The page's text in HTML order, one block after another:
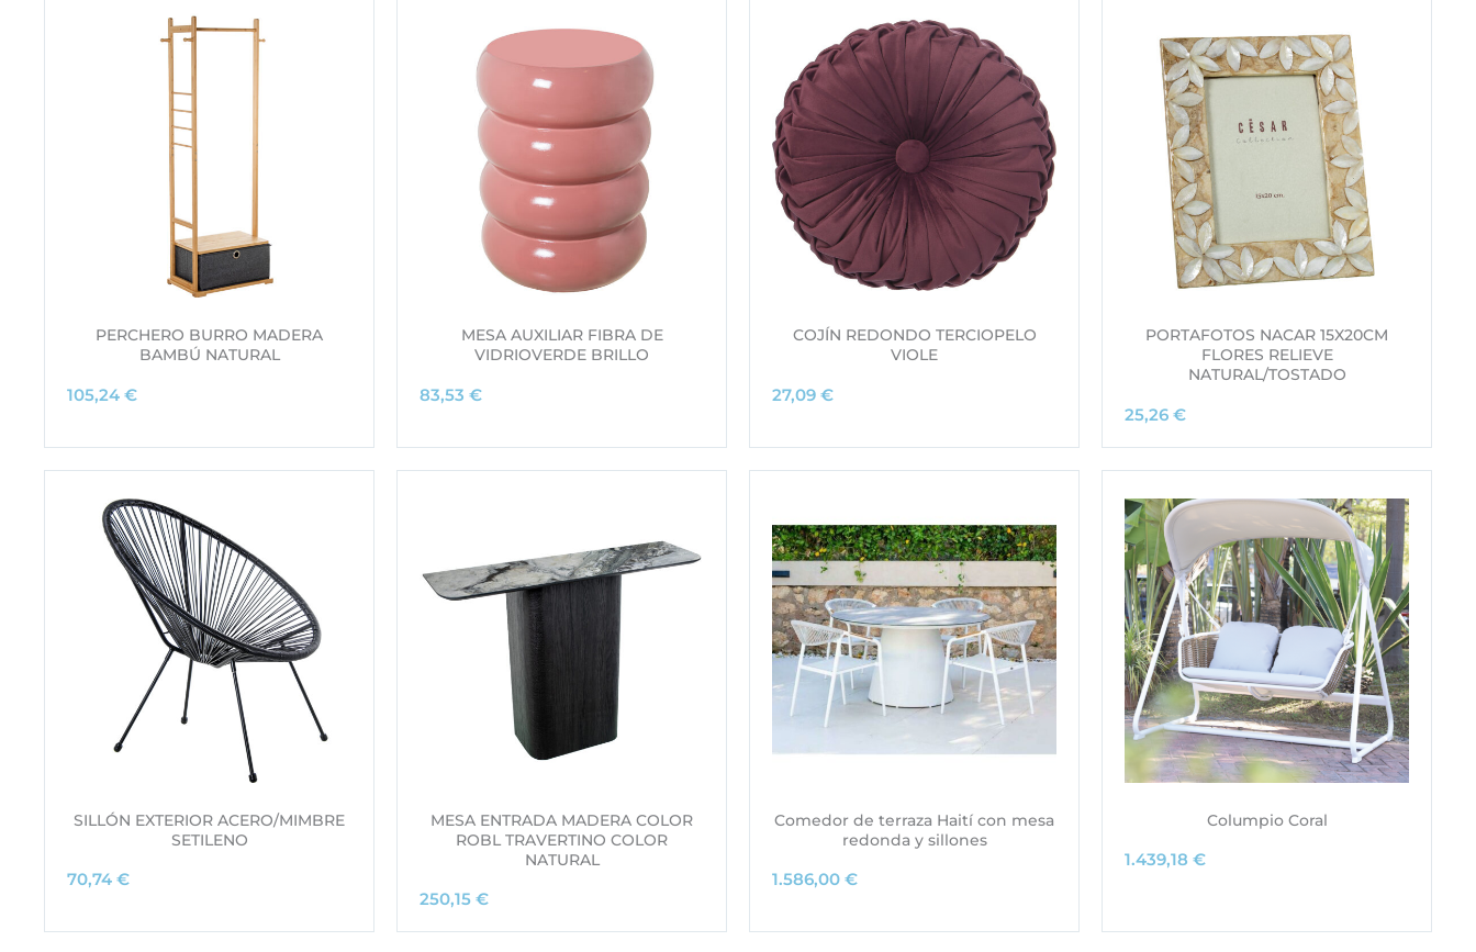
PERCHERO BURRO MADERA
BAMBÚ NATURAL
105,24 €
MESA AUXILIAR FIBRA DE
VIDRIOVERDE BRILLO
83,53 €
COJÍN REDONDO TERCIOPELO
VIOLE
27,09 €
PORTAFOTOS NACAR 15X20CM
FLORES RELIEVE
NATURAL/TOSTADO
25,26 €
SILLÓN EXTERIOR ACERO/MIMBRE
SETILENO
70,74 €
MESA ENTRADA MADERA COLOR
ROBL TRAVERTINO COLOR
NATURAL
250,15 €
Comedor de terraza Haití con mesa
redonda y sillones
1.586,00 €
Columpio Coral
1.439,18 €